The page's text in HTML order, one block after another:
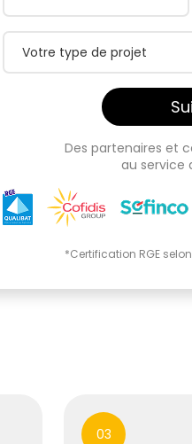
Votre type de projet
Des partenaires et
au service
*Certification RGE
03